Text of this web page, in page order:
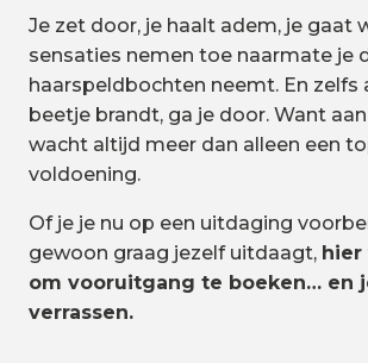
Je zet door, je haalt adem, je gaat
sensaties nemen toe naarmate je
haarspeldbochten neemt. En zelfs
beetje brandt, ga je door. Want
wacht altijd meer dan alleen een
voldoening.
Of je je nu op een uitdaging
gewoon graag jezelf uitdaagt, hier
om vooruitgang te boeken… en
verrassen.